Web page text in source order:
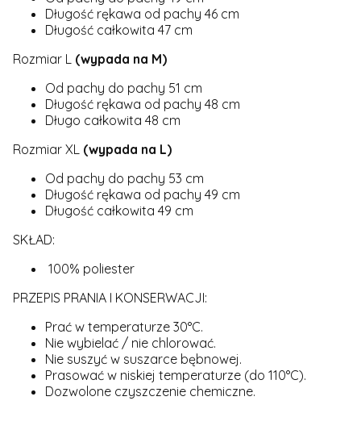
Długość rękawa od pachy 46 cm
Długość całkowita 47 cm
Rozmiar L (wypada na M)
Od pachy do pachy 51 cm
Długość rękawa od pachy 48 cm
Długo całkowita 48 cm
Rozmiar XL (wypada na L)
Od pachy do pachy 53 cm
Długość rękawa od pachy 49 cm
Długość całkowita 49 cm
SKŁAD:
100% poliester
PRZEPIS PRANIA I KONSERWACJI:
Prać w temperaturze 30°C.
Nie wybielać / nie chlorować.
Nie suszyć w suszarce bębnowej.
Prasować w niskiej temperaturze (do 110°C).
Dozwolone czyszczenie chemiczne.